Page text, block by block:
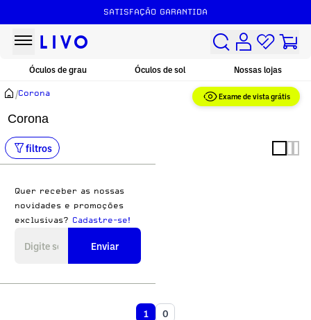
SATISFAÇÃO GARANTIDA
Exame de vista grátis
Óculos de grau Óculos de sol Nossas lojas
Corona
/Corona
filtros
Quer receber as nossas
novidades e promoções
exclusivas? Cadastre-se!
Enviar
1 0